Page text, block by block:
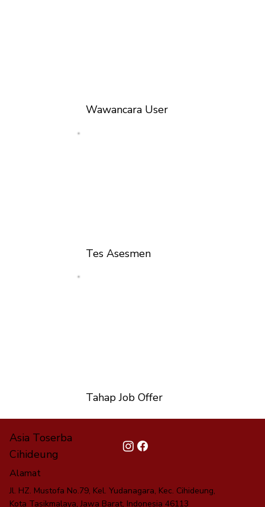
Wawancara User
Tes Asesmen
Tahap Job Offer
Jl. HZ. Mustofa No.79, Kel. Yudanagara, Kec. Cihideung,
Kota Tasikmalaya, Jawa Barat, Indonesia 46113
Alamat
Asia Toserba
Cihideung